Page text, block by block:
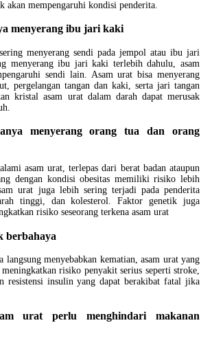
akan mempengaruhi kondisi penderita.
menyerang ibu jari kaki
menyerang sendi pada jempol atau ibu jari
menyerang ibu jari kaki terlebih dahulu, asam
sendi lain. Asam urat bisa menyerang
pergelangan tangan dan kaki, serta jari tangan
kristal asam urat dalam darah dapat merusak
menyerang orang tua dan orang
asam urat, terlepas dari berat badan ataupun
dengan kondisi obesitas memiliki risiko lebih
urat juga lebih sering terjadi pada penderita
tinggi, dan kolesterol. Faktor genetik juga
risiko seseorang terkena asam urat
berbahaya
langsung menyebabkan kematian, asam urat yang
risiko penyakit serius seperti stroke,
resistensi insulin yang dapat berakibat fatal jika
urat perlu menghindari makanan